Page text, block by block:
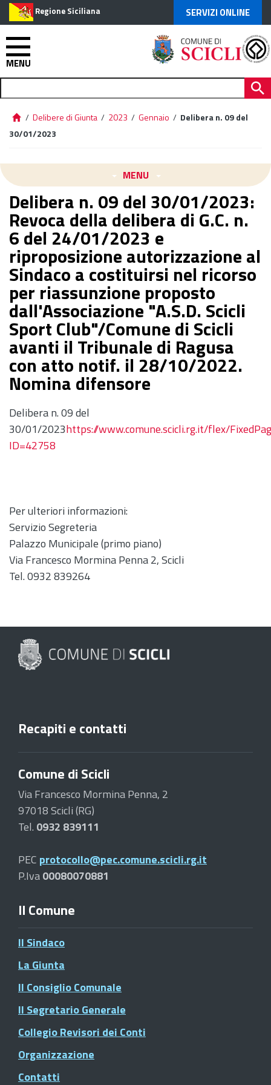
Regione Siciliana SERVIZI ONLINE
MENU
/ Delibere di Giunta / 2023 / Gennaio / Delibera n. 09 del
30/01/2023
MENU
Delibera n. 09 del 30/01/2023:
Revoca della delibera di G.C. n.
6 del 24/01/2023 e
riproposizione autorizzazione al
Sindaco a costituirsi nel ricorso
per riassunzione proposto
dall'Associazione "A.S.D. Scicli
Sport Club"/Comune di Scicli
avanti il Tribunale di Ragusa
con atto notif. il 28/10/2022.
Nomina difensore
Delibera n. 09 del
30/01/2023https://www.comune.scicli.rg.it/flex/
ID=42758
Per ulteriori informazioni:
Servizio Segreteria
Palazzo Municipale (primo piano)
Via Francesco Mormina Penna 2, Scicli
Tel. 0932 839264
Recapiti e contatti
Comune di Scicli
Via Francesco Mormina Penna, 2
97018 Scicli (RG)
Tel. 0932 839111
PEC protocollo@pec.comune.scicli.rg.it
P.Iva00080070881
Il Comune
Il Sindaco
La Giunta
Il Consiglio Comunale
Il Segretario Generale
Collegio Revisori dei Conti
Organizzazione
Contatti